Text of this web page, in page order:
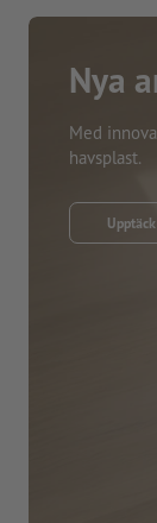
Nya
Med
havsplast.